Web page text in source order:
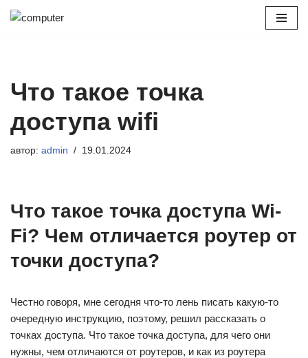
Что такое точка
доступа wifi
автор: admin 19.01.2024
Что такое точка доступа Wi-
Fi? Чем отличается роутер от
точки доступа?
Честно говоря, мне сегодня что-то лень писать какую-то
очередную инструкцию, поэтому, решил рассказать о
точках доступа. Что такое точка доступа, для чего они
нужны, чем отличаются от роутеров, и как из роутера